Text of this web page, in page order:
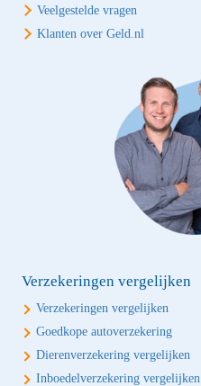
Veelgestelde vragen
Klanten over Geld.nl
Verzekeringen vergelijken
Verzekeringen vergelijken
Goedkope autoverzekering
Dierenverzekering vergelijken
Inboedelverzekering vergelijken